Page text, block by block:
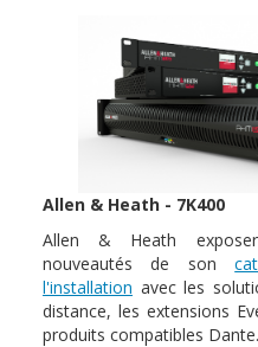
Allen & Heath - 7K400
Allen & Heath
nouveautés de son
l'installation avec les
distance, les extensions
produits compatibles Dante.